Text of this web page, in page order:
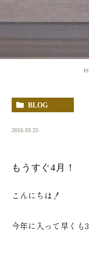
BLOG
2016.03.25
もうすぐ4月！
こんにちは！
今年に入って早くも